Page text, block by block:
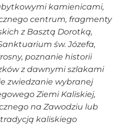
kamienicami,
centrum, fragmenty
z Basztą Dorotką,
św. Józefa,
poznanie historii
z dawnymi szlakami
zwiedzanie wybranej
Ziemi Kaliskiej,
na Zawodziu lub
kaliskiego